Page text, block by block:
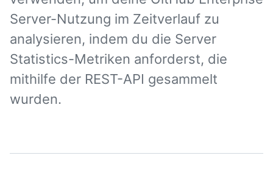
Server-Nutzung im Zeitverlauf zu
analysieren, indem du die Server
Statistics-Metriken anforderst, die
mithilfe der REST-API gesammelt
wurden.